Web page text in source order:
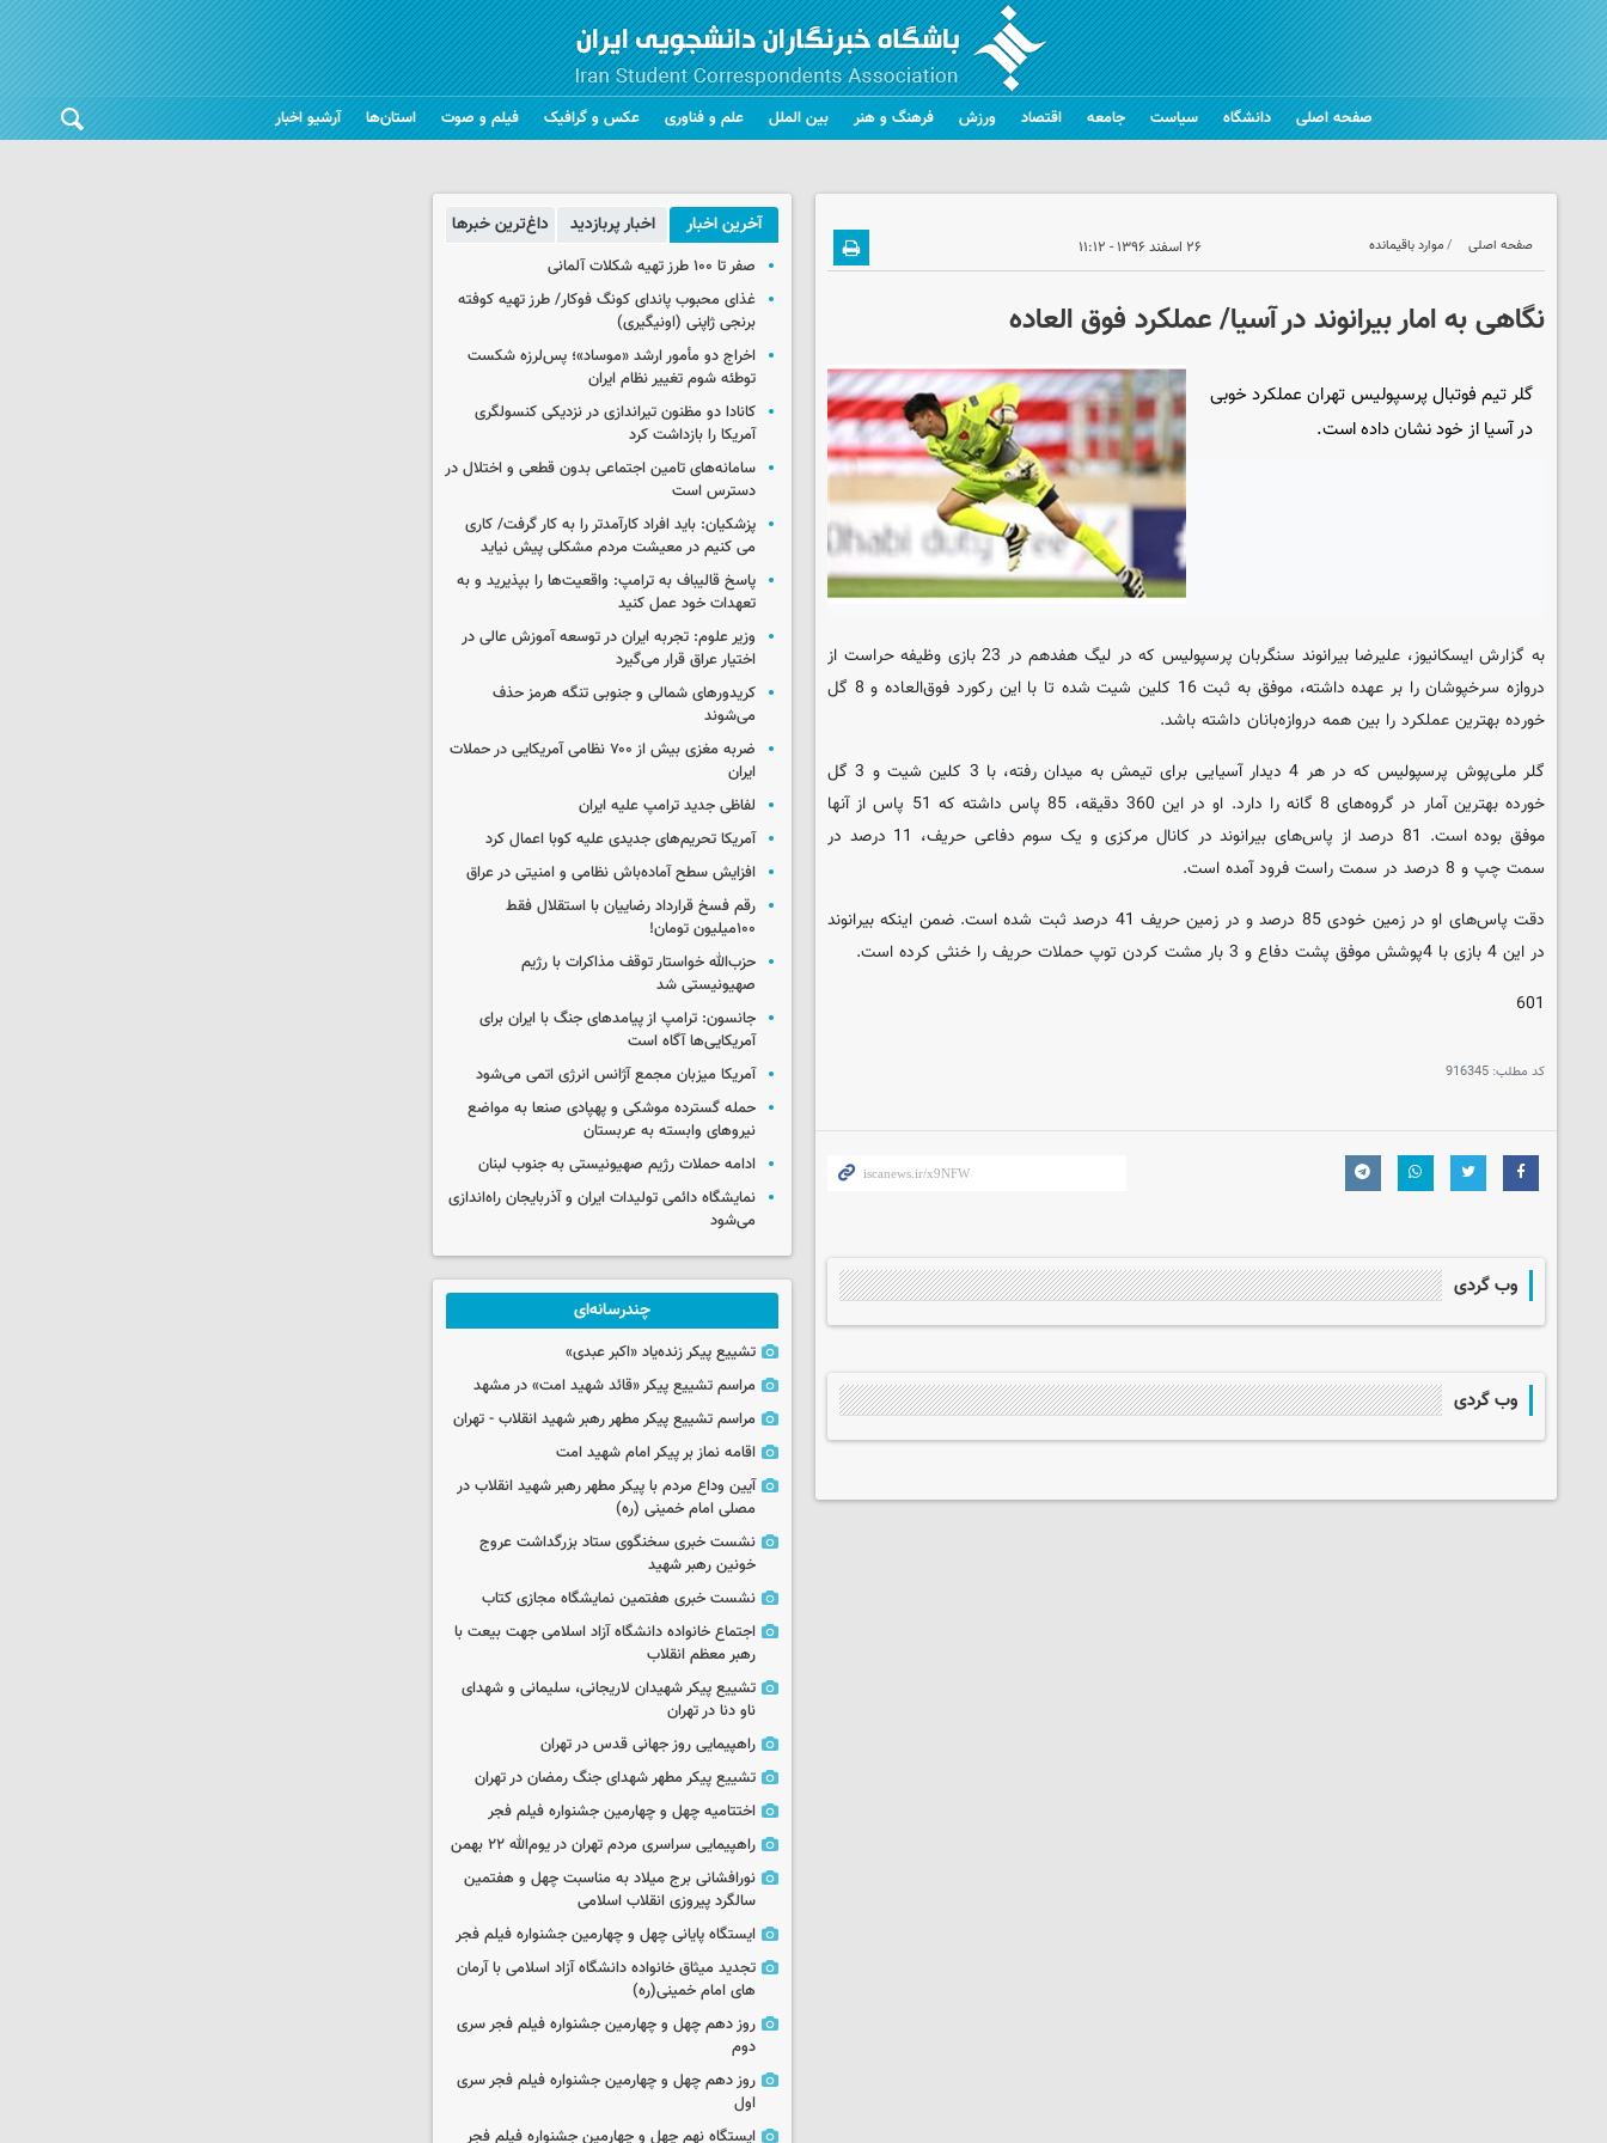
صفحه اصلی دانشگاه سیاست جامعه اقتصاد ورزش فرهنگ و هنر بین الملل علم و فناوری عکس و گرافیک فیلم و صوت استان‌ها آرشیو اخبار
صفحه اصلی موارد باقیمانده ۲۶ اسفند ۱۳۹۶ - ۱۱:۱۲
نگاهی به امار بیرانوند در آسیا/ عملکرد فوق العاده
گلر تیم فوتبال پرسپولیس تهران عملکرد خوبی
در آسیا از خود نشان داده است.
به گزارش ایسکانیوز، علیرضا بیرانوند سنگربان پرسپولیس که در لیگ هفدهم در 23 بازی وظیفه حراست از
دروازه سرخپوشان را بر عهده داشته، موفق به ثبت 16 کلین شیت شده تا با این رکورد فوق‌العاده و 8 گل
خورده بهترین عملکرد را بین همه دروازه‌بانان داشته باشد.
گلر ملی‌پوش پرسپولیس که در هر 4 دیدار آسیایی برای تیمش به میدان رفته، با 3 کلین شیت و 3 گل
خورده بهترین آمار در گروه‌های 8 گانه را دارد. او در این 360 دقیقه، 85 پاس داشته که 51 پاس از آنها
موفق بوده است. 81 درصد از پاس‌های بیرانوند در کانال مرکزی و یک سوم دفاعی حریف، 11 درصد در
سمت چپ و 8 درصد در سمت راست فرود آمده است.
دقت پاس‌های او در زمین خودی 85 درصد و در زمین حریف 41 درصد ثبت شده است. ضمن اینکه بیرانوند
در این 4 بازی با 4پوشش موفق پشت دفاع و 3 بار مشت کردن توپ حملات حریف را خنثی کرده است.
601
کد مطلب: 916345
وب گردی
وب گردی
آخرین اخبار اخبار پربازدید داغ‌ترین خبرها
صفر تا ۱۰۰ طرز تهیه شکلات آلمانی
غذای محبوب پاندای کونگ فوکار/ طرز تهیه کوفته
برنجی ژاپنی (اونیگیری)
اخراج دو مأمور ارشد «موساد»؛ پس‌لرزه شکست
توطئه شوم تغییر نظام ایران
کانادا دو مظنون تیراندازی در نزدیکی کنسولگری
آمریکا را بازداشت کرد
سامانه‌های تامین اجتماعی بدون قطعی و اختلال در
دسترس است
پزشکیان: باید افراد کارآمدتر را به کار گرفت/ کاری
می کنیم در معیشت مردم مشکلی پیش نیاید
پاسخ قالیباف به ترامپ: واقعیت‌ها را بپذیرید و به
تعهدات خود عمل کنید
وزیر علوم: تجربه ایران در توسعه آموزش عالی در
اختیار عراق قرار می‌گیرد
کریدورهای شمالی و جنوبی تنگه هرمز حذف
می‌شوند
ضربه مغزی بیش از ۷۰۰ نظامی آمریکایی در حملات
ایران
لفاظی جدید ترامپ علیه ایران
آمریکا تحریم‌های جدیدی علیه کوبا اعمال کرد
افزایش سطح آماده‌باش نظامی و امنیتی در عراق
رقم فسخ قرارداد رضاییان با استقلال فقط
۱۰۰میلیون تومان!
حزب‌الله خواستار توقف مذاکرات با رژیم
صهیونیستی شد
جانسون: ترامپ از پیامدهای جنگ با ایران برای
آمریکایی‌ها آگاه است
آمریکا میزبان مجمع آژانس انرژی اتمی می‌شود
حمله گسترده موشکی و پهپادی صنعا به مواضع
نیروهای وابسته به عربستان
ادامه حملات رژیم صهیونیستی به جنوب لبنان
نمایشگاه دائمی تولیدات ایران و آذربایجان راه‌اندازی
می‌شود
چندرسانه‌ای
تشییع پیکر زنده‌یاد «اکبر عبدی»
مراسم تشییع پیکر «قائد شهید امت» در مشهد
مراسم تشییع پیکر مطهر رهبر شهید انقلاب - تهران
اقامه نماز بر پیکر امام شهید امت
آیین وداع مردم با پیکر مطهر رهبر شهید انقلاب در
مصلی امام خمینی (ره)
نشست خبری سخنگوی ستاد بزرگداشت عروج
خونین رهبر شهید
نشست خبری هفتمین نمایشگاه مجازی کتاب
اجتماع خانواده دانشگاه آزاد اسلامی جهت بیعت با
رهبر معظم انقلاب
تشییع پیکر شهیدان لاریجانی، سلیمانی و شهدای
ناو دنا در تهران
راهپیمایی روز جهانی قدس در تهران
تشییع پیکر مطهر شهدای جنگ رمضان در تهران
اختتامیه چهل و چهارمین جشنواره فیلم فجر
راهپیمایی سراسری مردم تهران در یوم‌الله ۲۲ بهمن
نورافشانی برج میلاد به مناسبت چهل‌ و هفتمین
سالگرد پیروزی انقلاب اسلامی
ایستگاه پایانی چهل و چهارمین جشنواره فیلم فجر
تجدید میثاق خانواده دانشگاه آزاد اسلامی با آرمان
های امام خمینی(ره)
روز دهم چهل و چهارمین جشنواره فیلم فجر سری
دوم
روز دهم چهل و چهارمین جشنواره فیلم فجر سری
اول
ایستگاه نهم چهل و چهارمین جشنواره فیلم فجر